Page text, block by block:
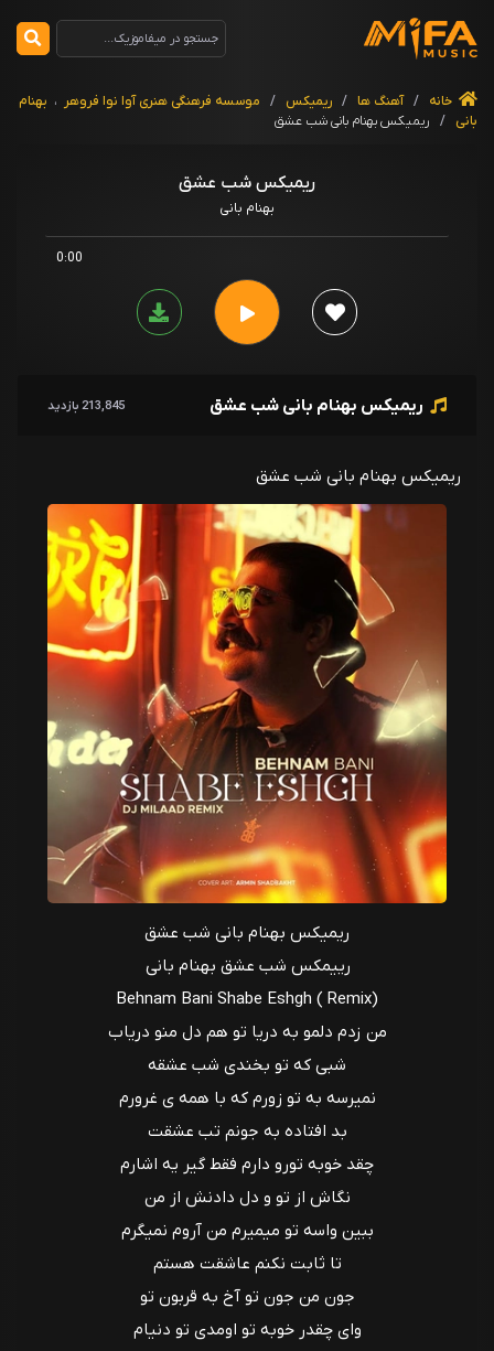
خانه / آهنگ ها / ریمیکس / موسسه فرهنگی هنری آوا نوا فروهر ، بهنام
بانی
/ ریمیکس بهنام بانی شب عشق
ریمیکس شب عشق
بهنام بانی
0:00
ریمیکس بهنام بانی شب عشق 213,845 بازدید
ریمیکس بهنام بانی شب عشق
ریمیکس بهنام بانی شب عشق
رییمکس شب عشق بهنام بانی
Behnam Bani Shabe Eshgh ( Remix)
من زدم دلمو به دریا تو هم دل منو دریاب
شبی که تو بخندی شب عشقه
نمیرسه به تو زورم که با همه ی غرورم
بد افتاده به جونم تب عشقت
چقد خوبه تورو دارم فقط گیر یه اشارم
نگاش از تو و دل دادنش از من
ببین واسه تو میمیرم من آروم نمیگرم
تا ثابت نکنم عاشقت هستم
جون من جون تو آخ به قربون تو
وای چقدر خوبه تو اومدی تو دنیام